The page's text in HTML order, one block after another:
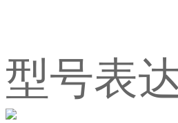
型号表